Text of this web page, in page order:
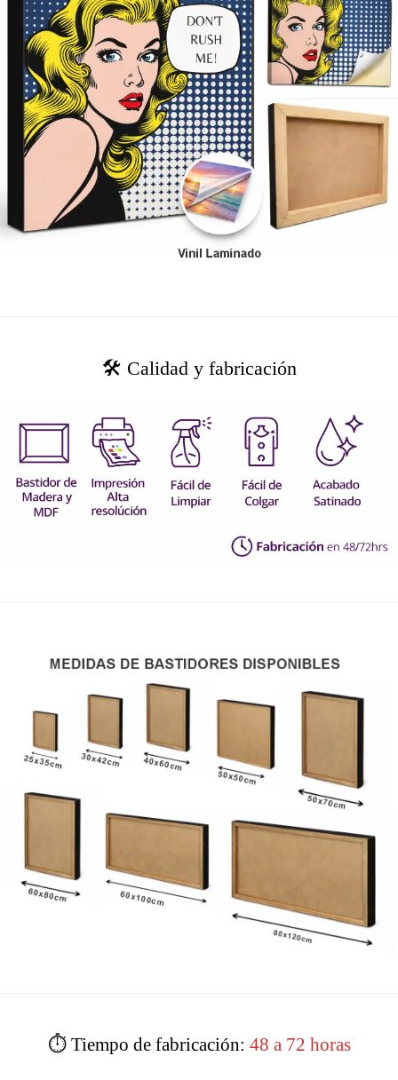
🛠️ Calidad y fabricación
⏱️ Tiempo de fabricación: 48 a 72 horas